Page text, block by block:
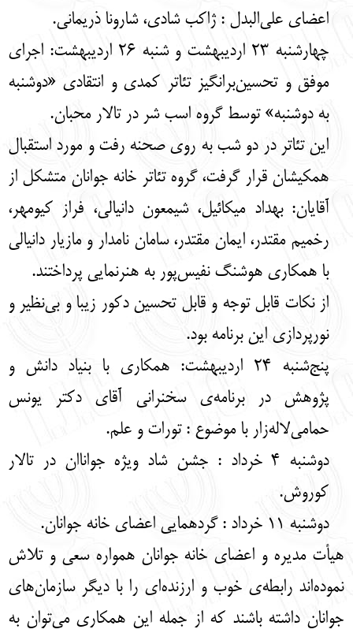
اعضای علی‌البدل : ژاکب شادی، شارونا ذریمانی.
چهارشنبه 23 اردیبهشت و شنبه 26 اردیبهشت: اجرای
موفق و تحسین‌برانگیز تئاتر کمدی و انتقادی «دوشنبه
به دوشنبه» توسط گروه اسب شر در تالار محبان.
این تئاتر در دو شب به روی صحنه رفت و مورد استقبال
همکیشان قرار گرفت، گروه تئاتر خانه جوانان متشکل از
آقایان: بهداد میکائیل، شیمعون دانیالی، فراز کیومهر،
رخمیم مقتدر، ایمان مقتدر، سامان نامدار و مازیار دانیالی
با همکاری هوشنگ نفیس‌پور به هنرنمایی پرداختند.
از نکات قابل توجه و قابل تحسین دکور زیبا و بی‌نظیر و
نورپردازی این برنامه بود.
پنج‌شنبه 24 اردیبهشت: همکاری با بنیاد دانش و
پژوهش در برنامه‌ی سخنرانی آقای دکتر یونس
حمامی‌لاله‌زار با موضوع : تورات و علم.
دوشنبه 4 خرداد : جشن شاد ویژه جواناان در تالار
کوروش.
دوشنبه 11 خرداد : گردهمایی اعضای خانه جوانان.
هیأت مدیره و اعضای خانه جوانان همواره سعی و تلاش
نموده‌اند رابطه‌ی خوب و ارزنده‌ای را با دیگر سازمان‌های
جوانان داشته باشند که از جمله این همکاری می‌توان به